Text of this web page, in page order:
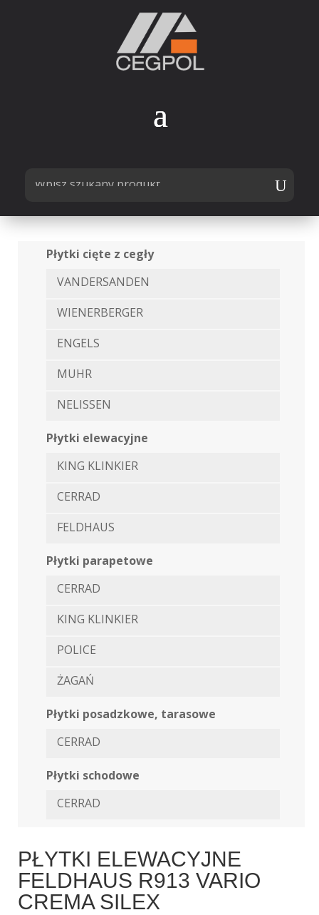
Płytki cięte z cegły
VANDERSANDEN
WIENERBERGER
ENGELS
MUHR
NELISSEN
Płytki elewacyjne
KING KLINKIER
CERRAD
FELDHAUS
Płytki parapetowe
CERRAD
KING KLINKIER
POLICE
ŻAGAŃ
Płytki posadzkowe, tarasowe
CERRAD
Płytki schodowe
CERRAD
PŁYTKI ELEWACYJNE
FELDHAUS R913 VARIO
CREMA SILEX